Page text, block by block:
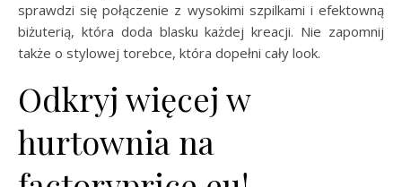
sprawdzi się połączenie z wysokimi szpilkami i efektowną
biżuterią, która doda blasku każdej kreacji. Nie zapomnij
także o stylowej torebce, która dopełni cały look.
Odkryj więcej w
hurtownia na